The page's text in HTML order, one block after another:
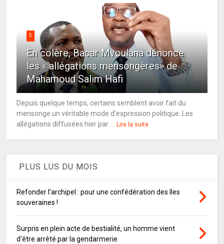
5
En colère, Bacar Mvoulana dénonce
les « allégations mensongères» de
Mahamoud Salim Hafi
Depuis quelque temps, certains semblent avoir fait du
mensonge un véritable mode d’expression politique. Les
allégations diffusées hier par ... Lire la suite
PLUS LUS DU MOIS
Refonder l’archipel : pour une confédération des îles
souveraines !
Surpris en plein acte de bestialité, un homme vient
d'être arrêté par la gendarmerie